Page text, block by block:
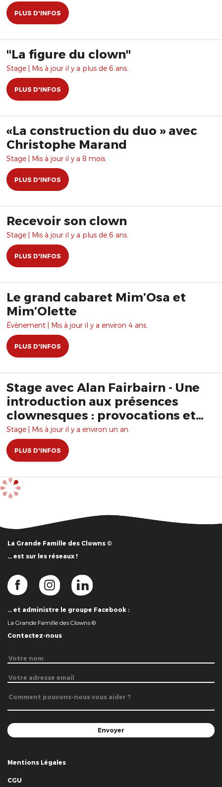
PLUS D'INFOS
"La figure du clown"
Stage | Mis à jour il y a plus de 6 ans.
PLUS D'INFOS
«La construction du duo » avec
Christophe Marand
Stage | Mis à jour il y a 8 mois.
PLUS D'INFOS
Recevoir son clown
Stage | Mis à jour il y a plus de 6 ans.
PLUS D'INFOS
Le grand cabaret Mim’Osa et
Mim’Olette
Évènement | Mis à jour il y a environ 4 ans.
PLUS D'INFOS
Stage avec Alan Fairbairn - Une
introduction aux présences
clownesques : provocations et
complicité
Stage | Mis à jour il y a environ un an.
PLUS D'INFOS
La Grande Famille des Clowns ©
… est sur les réseaux !
… et administre le groupe Facebook :
La Grande Famille des Clowns ©
Contactez-nous
Mentions Légales
CGU